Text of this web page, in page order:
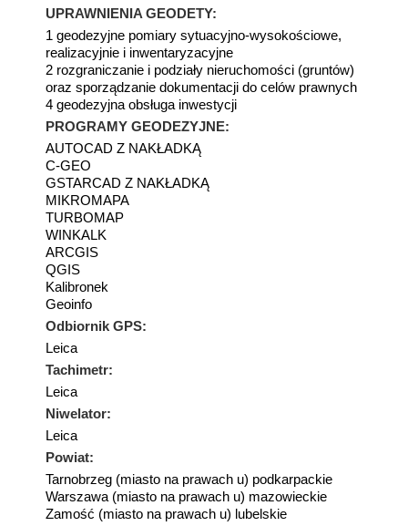
UPRAWNIENIA GEODETY:
1 geodezyjne pomiary sytuacyjno-wysokościowe,
realizacyjnie i inwentaryzacyjne
2 rozgraniczanie i podziały nieruchomości (gruntów)
oraz sporządzanie dokumentacji do celów prawnych
4 geodezyjna obsługa inwestycji
PROGRAMY GEODEZYJNE:
AUTOCAD Z NAKŁADKĄ
C-GEO
GSTARCAD Z NAKŁADKĄ
MIKROMAPA
TURBOMAP
WINKALK
ARCGIS
QGIS
Kalibronek
Geoinfo
Odbiornik GPS:
Leica
Tachimetr:
Leica
Niwelator:
Leica
Powiat:
Tarnobrzeg (miasto na prawach u) podkarpackie
Warszawa (miasto na prawach u) mazowieckie
Zamość (miasto na prawach u) lubelskie